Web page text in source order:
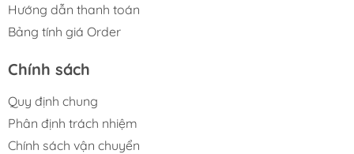
Hướng dẫn thanh toán
Bảng tính giá Order
Chính sách
Quy định chung
Phân định trách nhiệm
Chính sách vận chuyển